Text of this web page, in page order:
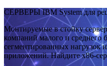
СЕРВЕРЫ IBM System для
Монтируемые в стойку
компаний малого и среднего
сегментированных нагрузок
приложений. Найдите x86-